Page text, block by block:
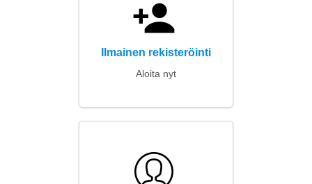
Ilmainen rekisteröinti
Aloita nyt